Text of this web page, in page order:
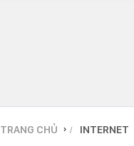
TRANG CHỦ › INTERNET